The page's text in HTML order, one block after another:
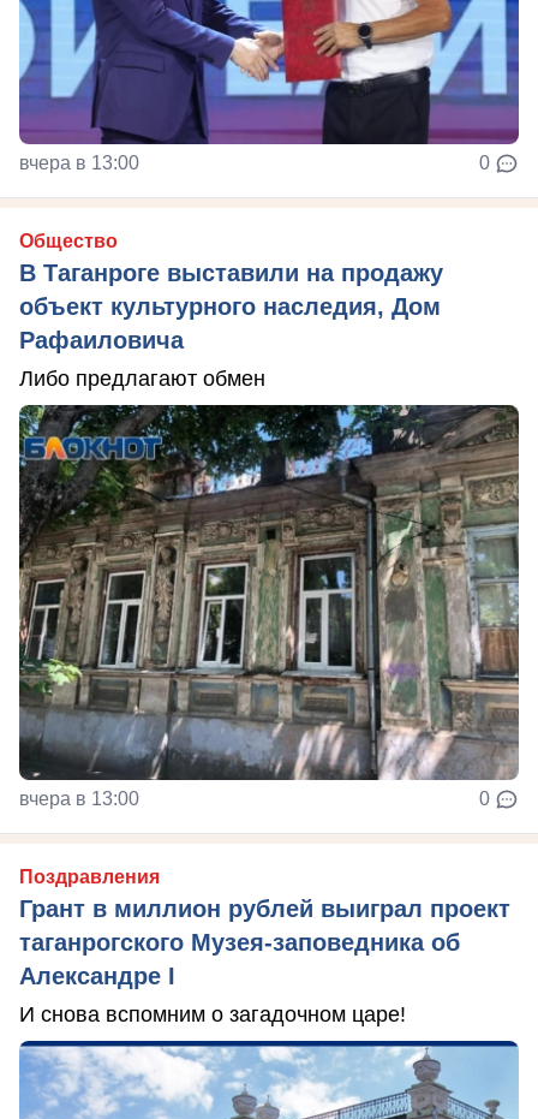
вчера в 13:00 0
Общество
В Таганроге выставили на продажу
объект культурного наследия, Дом
Рафаиловича
Либо предлагают обмен
вчера в 13:00 0
Поздравления
Грант в миллион рублей выиграл проект
таганрогского Музея-заповедника об
Александре I
И снова вспомним о загадочном царе!